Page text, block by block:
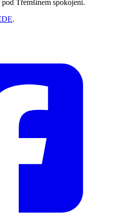
Třemšínem spokojeni.
.